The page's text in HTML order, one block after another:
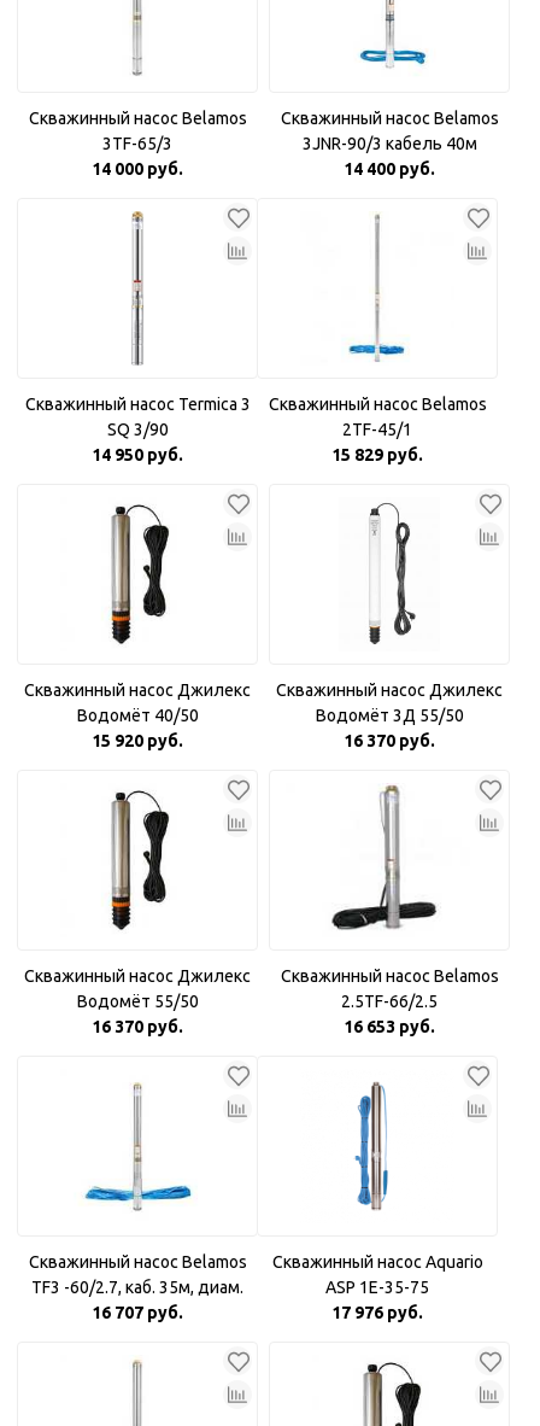
Скважинный насос Belamos
3TF-65/3
14 000 руб.
Скважинный насос Belamos
3JNR-90/3 кабель 40м
14 400 руб.
Скважинный насос Termica 3
SQ 3/90
14 950 руб.
Скважинный насос Belamos
2TF-45/1
15 829 руб.
Скважинный насос Джилекс
Водомёт 40/50
15 920 руб.
Скважинный насос Джилекс
Водомёт 3Д 55/50
16 370 руб.
Скважинный насос Джилекс
Водомёт 55/50
16 370 руб.
Скважинный насос Belamos
2.5TF-66/2.5
16 653 руб.
Скважинный насос Belamos
TF3 -60/2.7, каб. 35м, диам.
78мм
16 707 руб.
Скважинный насос Aquario
ASP 1E-35-75
17 976 руб.